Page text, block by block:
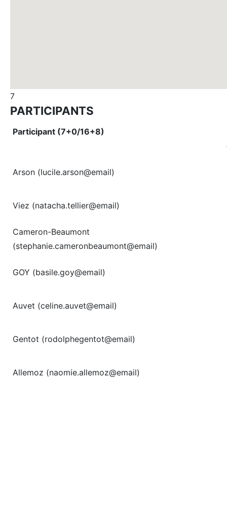
7
PARTICIPANTS
Arson (lucile.arson@email)
Viez (natacha.tellier@email)
Cameron-Beaumont
(stephanie.cameronbeaumont@email)
GOY (basile.goy@email)
Auvet (celine.auvet@email)
Gentot (rodolphegentot@email)
Allemoz (naomie.allemoz@email)
Participant (7+0/16+8)